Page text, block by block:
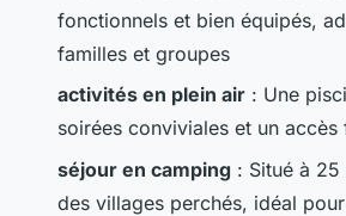
fonctionnels et bien équipés,
familles et groupes
activités en plein air : Une
soirées conviviales et un
séjour en camping : Situé à
des villages perchés, idéal